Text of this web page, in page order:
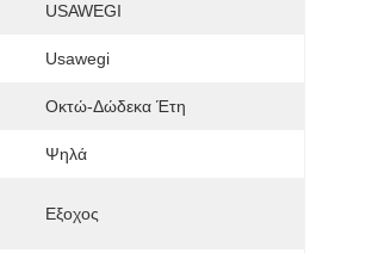
USAWEGI
Usawegi
Οκτώ-Δώδεκα Έτη
Ψηλά
Εξοχος